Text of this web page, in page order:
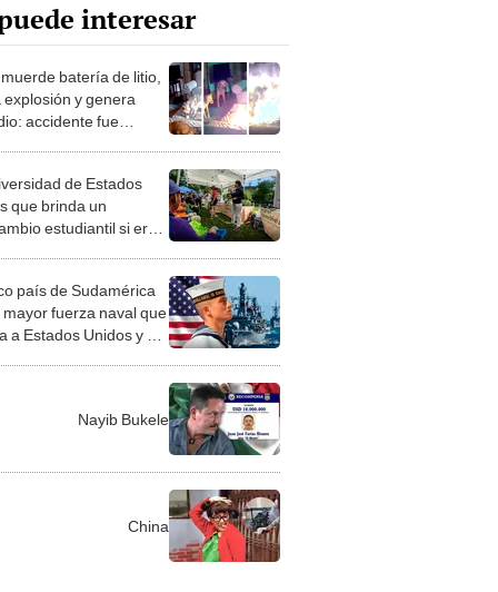
batería de litio,
explosión y genera
accidente fue
en VIDEO
de Estados
que brinda un
estudiantil si eres
y quieres estudiar
país de Sudamérica
fuerza naval que
a Estados Unidos y no
ni Chile